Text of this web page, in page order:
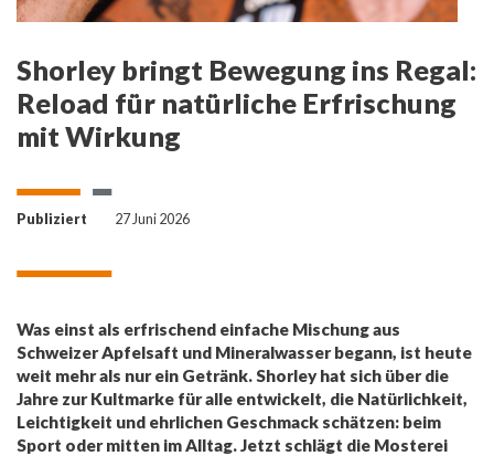
Shorley bringt Bewegung ins Regal:
Reload für natürliche Erfrischung
mit Wirkung
Publiziert 27 Juni 2026
Was einst als erfrischend einfache Mischung aus
Schweizer Apfelsaft und Mineralwasser begann, ist heute
weit mehr als nur ein Getränk. Shorley hat sich über die
Jahre zur Kultmarke für alle entwickelt, die Natürlichkeit,
Leichtigkeit und ehrlichen Geschmack schätzen: beim
Sport oder mitten im Alltag. Jetzt schlägt die Mosterei